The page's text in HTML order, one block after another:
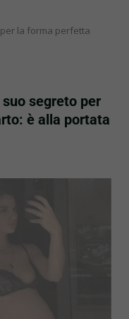
la forma perfetta
segreto per
è alla portata